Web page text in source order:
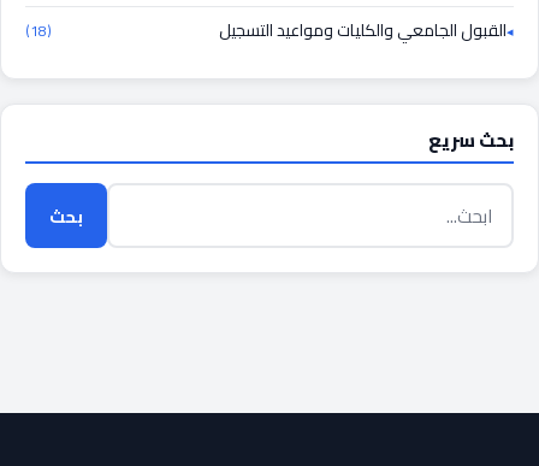
القبول الجامعي والكليات ومواعيد التسجيل (18)
بحث سريع
بحث